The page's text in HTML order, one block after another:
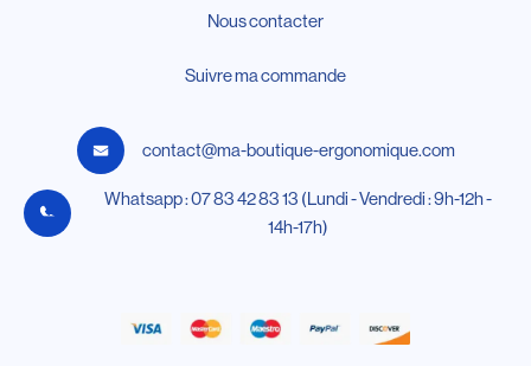
Nous contacter
Suivre ma commande
contact@ma-boutique-ergonomique.com
Whatsapp : 07 83 42 83 13 (Lundi - Vendredi : 9h-12h -
14h-17h)